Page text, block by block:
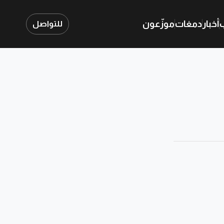
أخبار دمغاتموزّعون للتواصل